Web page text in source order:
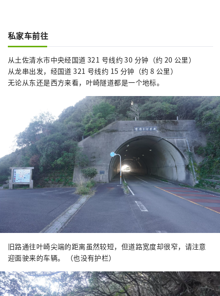
私家车前往
从土佐清水市中央经国道 321 号线约 30 分钟（约 20 公里）
从龙串出发，经国道 321 号线约 15 分钟（约 8 公里）
无论从东还是西方来看，叶崎隧道都是一个地标。
旧路通往叶崎尖端的距离虽然较短，但道路宽度却很窄，请注意
迎面驶来的车辆。 （也没有护栏）